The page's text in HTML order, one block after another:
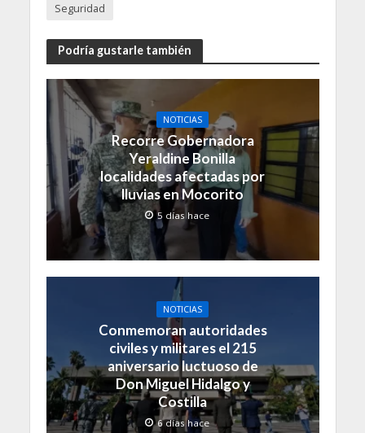
Seguridad
Podría gustarle también
NOTICIAS
Recorre Gobernadora
Yeraldine Bonilla
localidades afectadas por
lluvias en Mocorito
5 días hace
NOTICIAS
Conmemoran autoridades
civiles y militares el 215
aniversario luctuoso de
Don Miguel Hidalgo y
Costilla
6 días hace